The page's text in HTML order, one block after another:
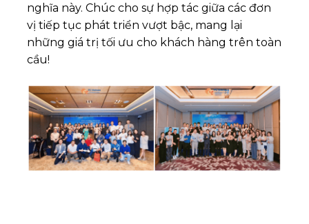
nghĩa này. Chúc cho sự hợp tác giữa các đơn
vị tiếp tục phát triển vượt bậc, mang lại
những giá trị tối ưu cho khách hàng trên toàn
cầu!